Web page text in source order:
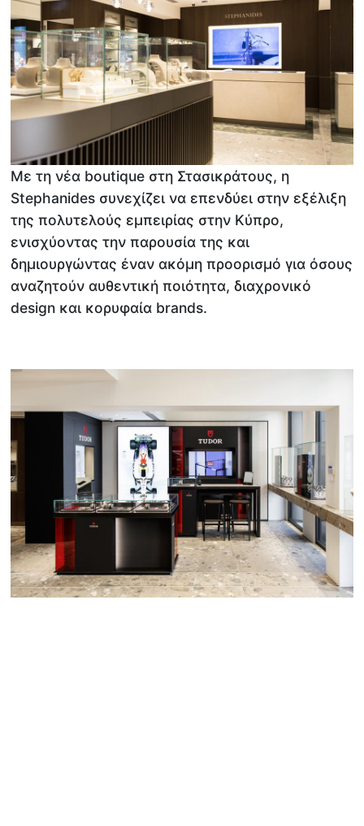
Με τη νέα boutique στη Στασικράτους, η
Stephanides συνεχίζει να επενδύει στην εξέλιξη
της πολυτελούς εμπειρίας στην Κύπρο,
ενισχύοντας την παρουσία της και
δημιουργώντας έναν ακόμη προορισμό για όσους
αναζητούν αυθεντική ποιότητα, διαχρονικό
design και κορυφαία brands.